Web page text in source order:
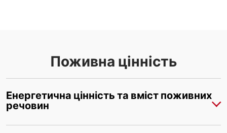
Поживна цінність
Енергетична цінність та вміст поживних
речовин